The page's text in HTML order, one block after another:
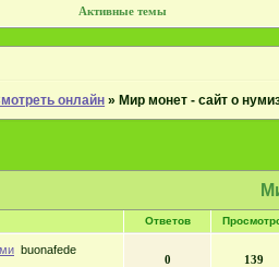
Активные темы
онлайн »Мир монет - сайт о
Ответов
buonafede
0 139